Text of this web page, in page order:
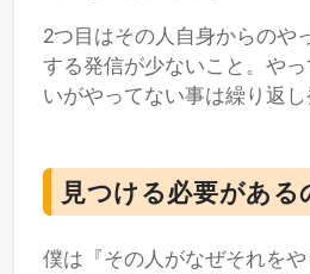
2つ目はその人自身からのや
する発信が少ないこと。や
いがやってない事は繰り返し
見つける必要がある
僕は『その人がなぜそれを